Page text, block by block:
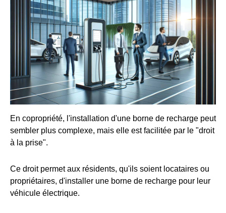
En copropriété, l'installation d'une borne de recharge peut
sembler plus complexe, mais elle est facilitée par le "droit
à la prise".
Ce droit permet aux résidents, qu'ils soient locataires ou
propriétaires, d'installer une borne de recharge pour leur
véhicule électrique.